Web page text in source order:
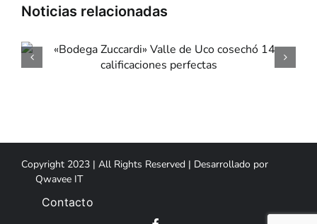
«Dia de la Niñez»
«Mondongo &
Copyright 2023 | All Rights Reserved | Desarrollado por
Qwavee IT
Contacto